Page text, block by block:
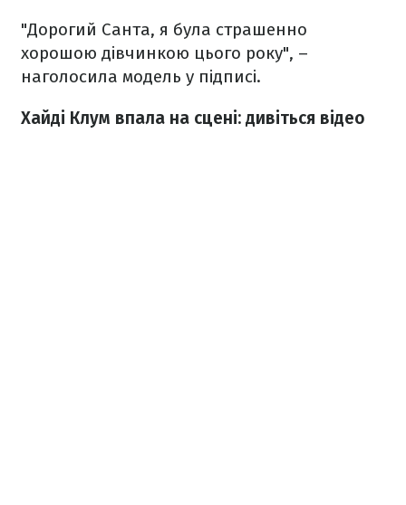
"Дорогий Санта, я була страшенно
хорошою дівчинкою цього року", –
наголосила модель у підписі.
Хайді Клум впала на сцені: дивіться відео